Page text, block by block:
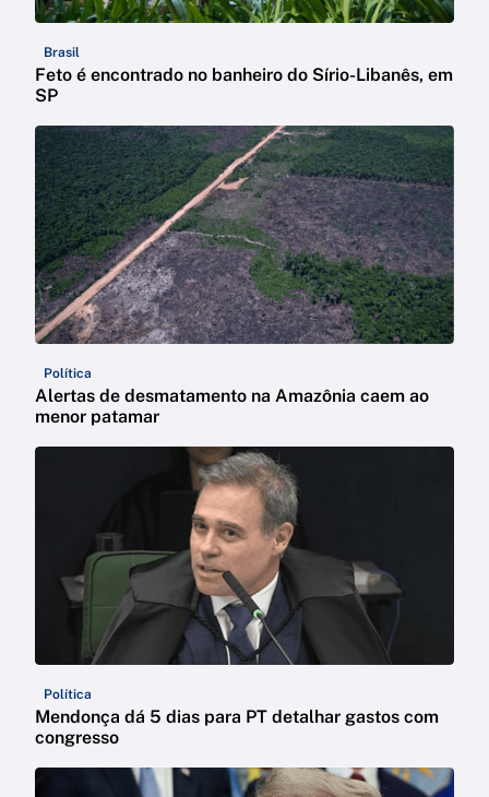
Brasil
Feto é encontrado no banheiro do Sírio-Libanês, em
SP
Política
Alertas de desmatamento na Amazônia caem ao
menor patamar
Política
Mendonça dá 5 dias para PT detalhar gastos com
congresso